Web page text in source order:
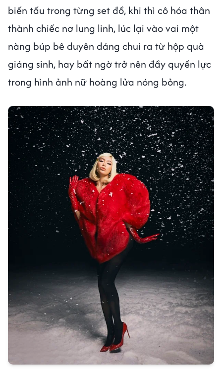
biến tấu trong từng set đồ, khi thì cô hóa thân
thành chiếc nơ lung linh, lúc lại vào vai một
nàng búp bê duyên dáng chui ra từ hộp quà
giáng sinh, hay bất ngờ trở nên đầy quyền lực
trong hình ảnh nữ hoàng lửa nóng bỏng.